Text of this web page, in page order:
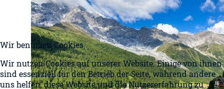
Wir benutzen Cookies
Wir nutzen Cookies auf unserer Website. Einige von ihnen
sind essenziell für den Betrieb der Seite, während andere
uns helfen, diese Website und die Nutzererfahrung zu